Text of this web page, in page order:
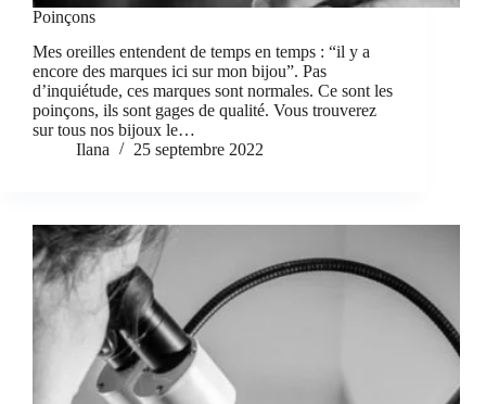
Poinçons
Mes oreilles entendent de temps en temps : “il y a
encore des marques ici sur mon bijou”. Pas
d’inquiétude, ces marques sont normales. Ce sont les
poinçons, ils sont gages de qualité. Vous trouverez
sur tous nos bijoux le…
Ilana
25 septembre 2022